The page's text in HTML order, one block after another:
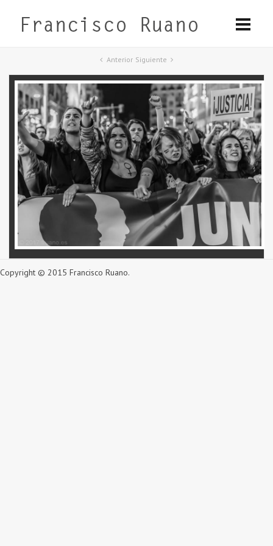
Anterior Siguiente
Copyright © 2015 Francisco Ruano.